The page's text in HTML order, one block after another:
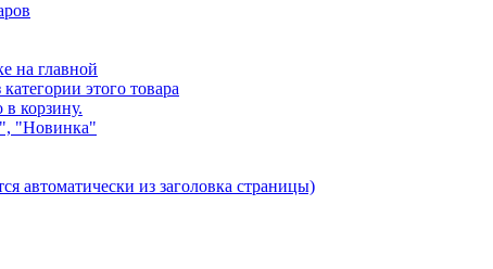
на главной
этого товара
в корзину.
"Новинка"
автоматически из заголовка страницы)